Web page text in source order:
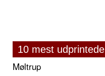
10 mest udprintede
Møltrup